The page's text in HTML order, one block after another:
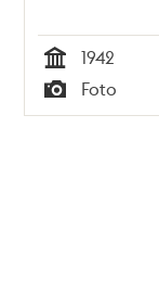
Tid
1942
Typ
Foto